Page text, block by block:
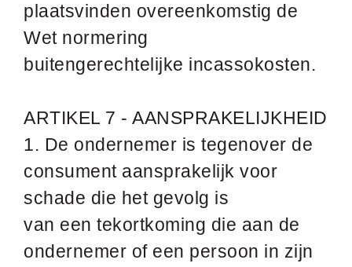
plaatsvinden overeenkomstig de
Wet normering
buitengerechtelijke incassokosten.
ARTIKEL 7 - AANSPRAKELIJKHEID
1. De ondernemer is tegenover de
consument aansprakelijk voor
schade die het gevolg is
van een tekortkoming die aan de
ondernemer of een persoon in zijn